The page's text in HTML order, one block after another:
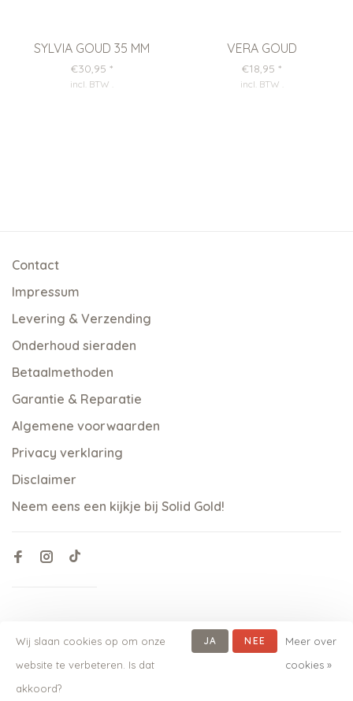
SYLVIA GOUD 35 MM
€30,95 *
incl. BTW
VERA GOUD
€18,95 *
incl. BTW
Contact
Impressum
Levering & Verzending
Onderhoud sieraden
Betaalmethoden
Garantie & Reparatie
Algemene voorwaarden
Privacy verklaring
Disclaimer
Neem eens een kijkje bij Solid Gold!
© Copyright 2026 qoss.nl -
byHuysmans.me
Wij slaan cookies op om onze
website te verbeteren. Is dat
akkoord?
JA NEE
Meer over
cookies »